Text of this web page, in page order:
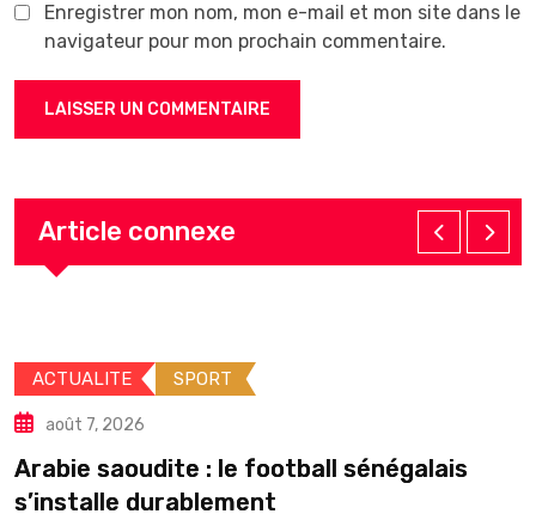
Enregistrer mon nom, mon e-mail et mon site dans le
navigateur pour mon prochain commentaire.
Article connexe
ACTUALITE SPORT
août 7, 2026
Arabie saoudite : le football sénégalais
s’installe durablement